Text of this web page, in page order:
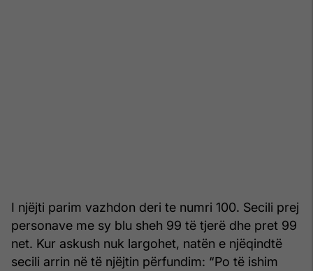
I njëjti parim vazhdon deri te numri 100. Secili prej
personave me sy blu sheh 99 të tjerë dhe pret 99
net. Kur askush nuk largohet, natën e njëqindtë
secili arrin në të njëjtin përfundim: “Po të ishim